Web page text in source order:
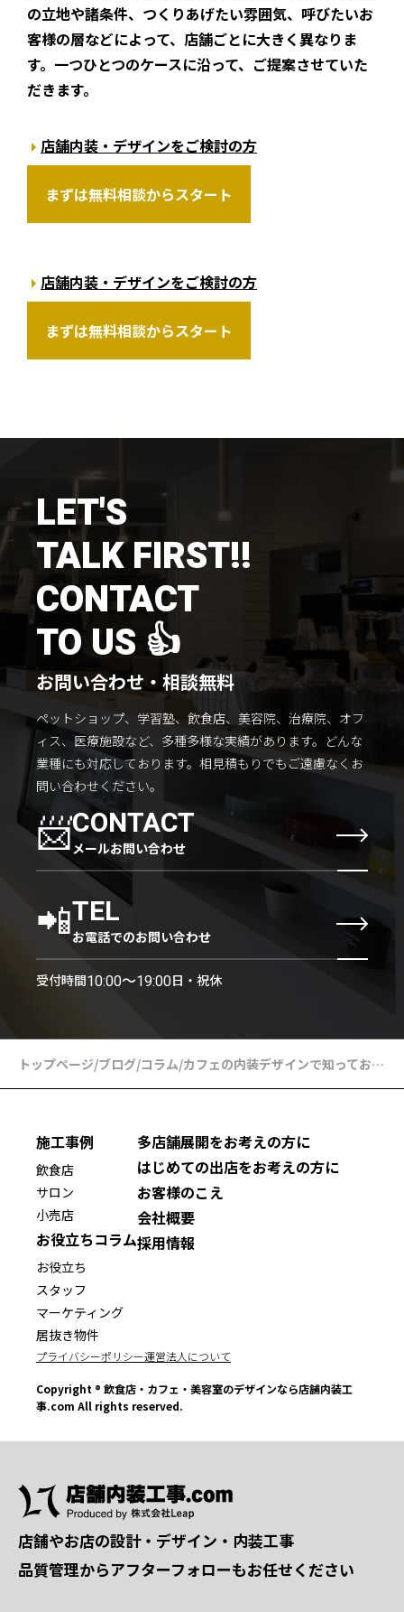
の立地や諸条件、つくりあげたい雰囲気、呼びたいお
客様の層などによって、店舗ごとに大きく異なりま
す。一つひとつのケースに沿って、ご提案させていた
だきます。
店舗内装・デザインをご検討の方
まずは無料相談からスタート
店舗内装・デザインをご検討の方
まずは無料相談からスタート
LET'S
TALK FIRST!!
CONTACT
TO US 👍
お問い合わせ・相談無料
ペットショップ、学習塾、飲食店、美容院、治療院、オフ
ィス、医療施設など、多種多様な実績があります。 どんな
業種にも対応しております。 相見積もりでもご遠慮なくお
問い合わせください。
📨CONTACT
メールお問い合わせ
📲TEL
お電話でのお問い合わせ
受付時間10:00〜19:00日・祝休
トップページ/ブログ/コラム/ カフェの内装デザインで知っておきたいポイントは？
施工事例
飲食店
サロン
小売店
お役立ちコラム
お役立ち
スタッフ
マーケティング
居抜き物件
多店舗展開をお考えの方に
はじめての出店をお考えの方に
お客様のこえ
会社概要
採用情報
プライバシーポリシー運営法人について
Copyright ® 飲食店・カフェ・美容室のデザインなら店舗内装工
事.com All rights reserved.
店舗やお店の設計・デザイン・内装工事
品質管理からアフターフォローもお任せください